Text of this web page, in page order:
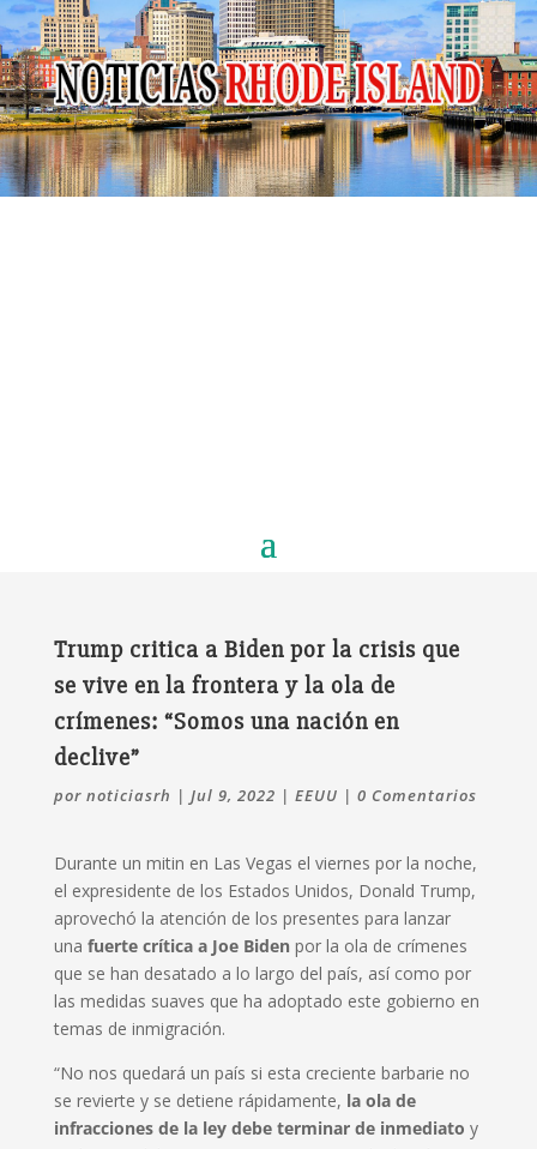
Trump critica a Biden por la crisis que
se vive en la frontera y la ola de
crímenes: “Somos una nación en
declive”
por noticiasrh | Jul 9, 2022 | EEUU | 0 Comentarios
Durante un mitin en Las Vegas el viernes por la noche,
el expresidente de los Estados Unidos, Donald Trump,
aprovechó la atención de los presentes para lanzar
una fuerte crítica a Joe Biden por la ola de crímenes
que se han desatado a lo largo del país, así como por
las medidas suaves que ha adoptado este gobierno en
temas de inmigración.
“No nos quedará un país si esta creciente barbarie no
se revierte y se detiene rápidamente, la ola de
infracciones de la ley debe terminar de inmediato y